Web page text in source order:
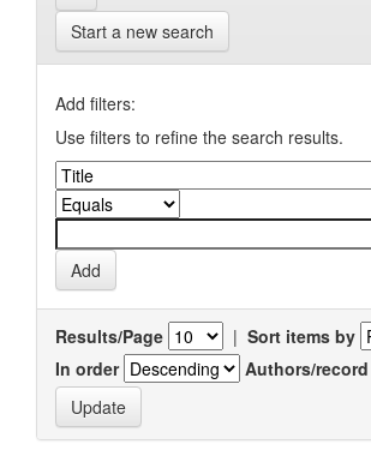
Start a new search
Add filters:
Use filters to refine the search results.
Results/Page | Sort items by
In order
Authors/record